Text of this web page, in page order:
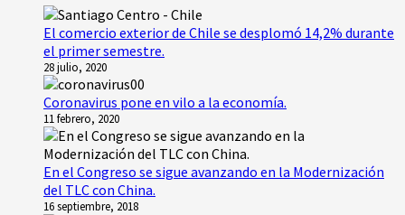
El comercio exterior de Chile se desplomó 14,2% durante
el primer semestre.
28 julio, 2020
Coronavirus pone en vilo a la economía.
11 febrero, 2020
En el Congreso se sigue avanzando en la Modernización
del TLC con China.
16 septiembre, 2018